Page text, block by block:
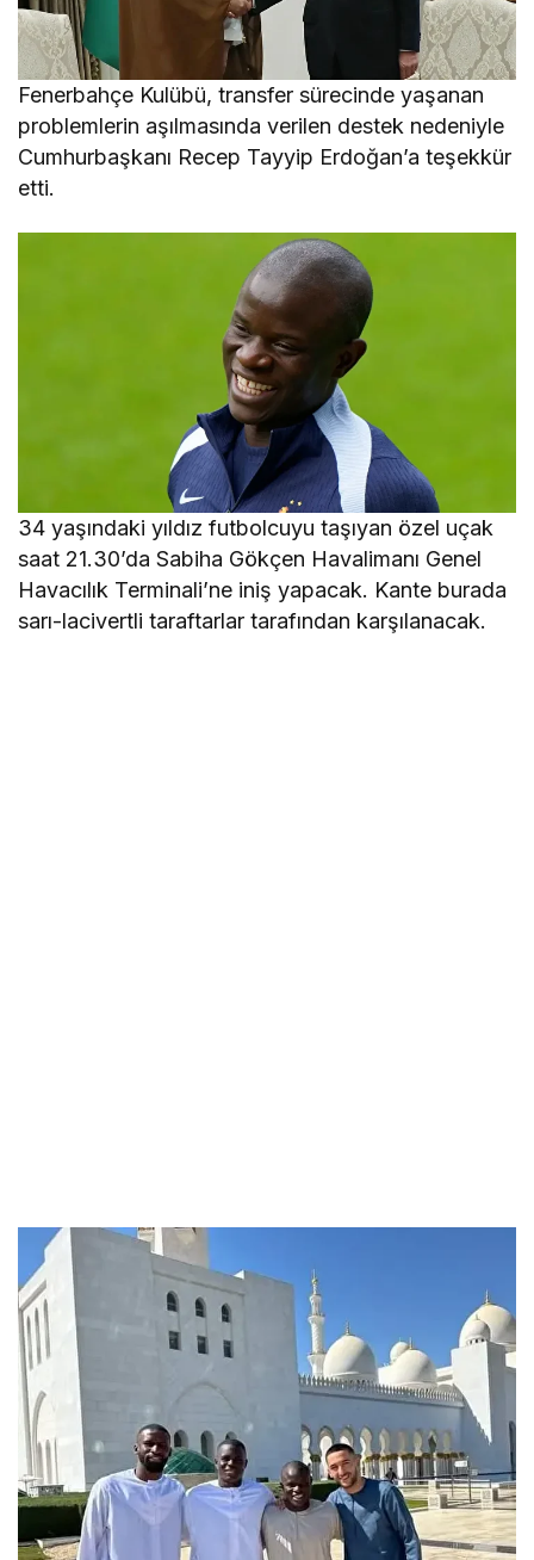
Fenerbahçe Kulübü, transfer sürecinde yaşanan
problemlerin aşılmasında verilen destek nedeniyle
Cumhurbaşkanı Recep Tayyip Erdoğan’a teşekkür
etti.
34 yaşındaki yıldız futbolcuyu taşıyan özel uçak
saat 21.30’da Sabiha Gökçen Havalimanı Genel
Havacılık Terminali’ne iniş yapacak. Kante burada
sarı-lacivertli taraftarlar tarafından karşılanacak.